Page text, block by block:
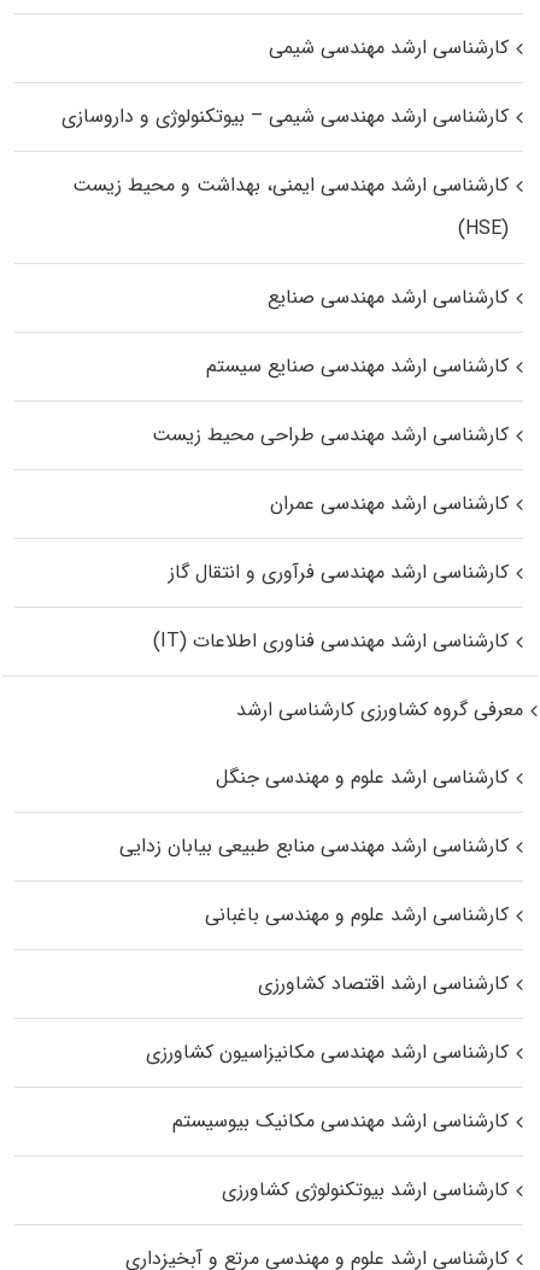
کارشناسی ارشد مهندسی شیمی
کارشناسی ارشد مهندسی شیمی – بیوتکنولوژی و داروسازی
کارشناسی ارشد مهندسی ایمنی، بهداشت و محیط زیست
(HSE)
کارشناسی ارشد مهندسی صنایع
کارشناسی ارشد مهندسی صنایع سیستم
کارشناسی ارشد مهندسی طراحی محیط زیست
کارشناسی ارشد مهندسی عمران
کارشناسی ارشد مهندسی فرآوری و انتقال گاز
کارشناسی ارشد مهندسی فناوری اطلاعات (IT)
معرفی گروه کشاورزی کارشناسی ارشد
کارشناسی ارشد علوم و مهندسی جنگل
کارشناسی ارشد مهندسی منابع طبیعی بیابان زدایی
کارشناسی ارشد علوم و مهندسی باغبانی
کارشناسی ارشد اقتصاد کشاورزی
کارشناسی ارشد مهندسی مکانیزاسیون کشاورزی
کارشناسی ارشد مهندسی مکانیک بیوسیستم
کارشناسی ارشد بیوتکنولوژی کشاورزی
کارشناسی ارشد علوم و مهندسی مرتع و آبخیزداری